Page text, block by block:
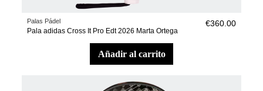
Palas Pádel
Pala adidas Cross It Pro Edt 2026 Marta Ortega
€360.00
añadir al carrito